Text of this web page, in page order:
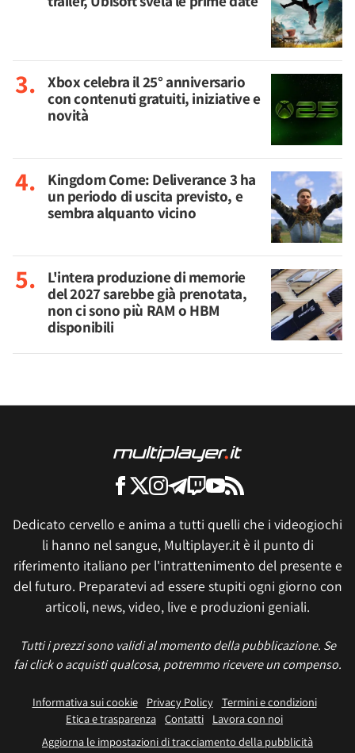
Xbox celebra il 25° anniversario
con contenuti gratuiti, iniziative e
novità
Kingdom Come: Deliverance 3 ha
un periodo di uscita previsto, e
sembra alquanto vicino
L'intera produzione di memorie
del 2027 sarebbe già prenotata,
non ci sono più RAM o HBM
disponibili
Dedicato cervello e anima a tutti quelli che i videogiochi
li hanno nel sangue, Multiplayer.it è il punto di
riferimento italiano per l'intrattenimento del presente e
del futuro. Preparatevi ad essere stupiti ogni giorno con
articoli, news, video, live e produzioni geniali.
Tutti i prezzi sono validi al momento della pubblicazione. Se
fai click o acquisti qualcosa, potremmo ricevere un compenso.
Informativa sui cookie Privacy Policy
Termini e condizioni
Etica e trasparenza Contatti
Lavora con noi
Aggiorna le impostazioni di tracciamento della pubblicità